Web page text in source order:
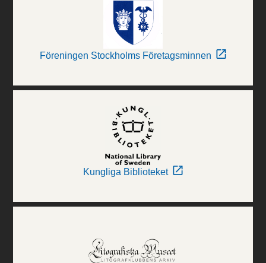
Föreningen Stockholms Företagsminnen
Kungliga Biblioteket